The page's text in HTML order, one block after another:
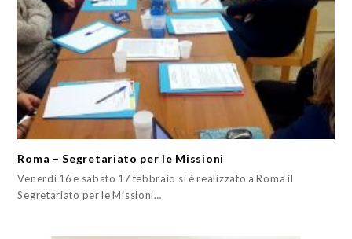
Roma – Segretariato per le Missioni
Venerdì 16 e sabato 17 febbraio si è realizzato a Roma il
Segretariato per le Missioni…